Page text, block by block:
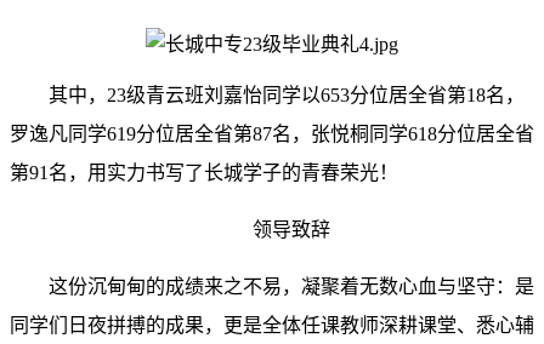
其中，23级青云班刘嘉怡同学以653分位居全省第18名，
罗逸凡同学619分位居全省第87名，张悦桐同学618分位居全省
第91名，用实力书写了长城学子的青春荣光！
领导致辞
这份沉甸甸的成绩来之不易，凝聚着无数心血与坚守：是
同学们日夜拼搏的成果，更是全体任课教师深耕课堂、悉心辅